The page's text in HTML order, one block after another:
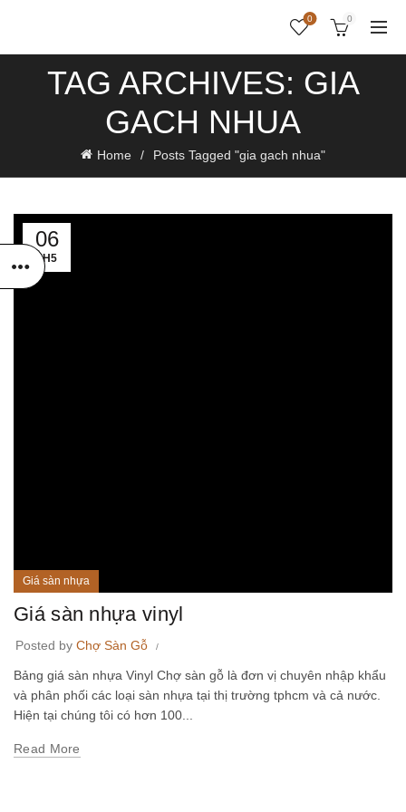
0 0
TAG ARCHIVES: GIA
GACH NHUA
Home Posts Tagged "gia gach nhua"
06
TH5
Giá sàn nhựa
Giá sàn nhựa vinyl
Posted by Chợ Sàn Gỗ
Bảng giá sàn nhựa Vinyl Chợ sàn gỗ là đơn vị chuyên nhập khẩu
và phân phối các loại sàn nhựa tại thị trường tphcm và cả nước.
Hiện tại chúng tôi có hơn 100...
Read More